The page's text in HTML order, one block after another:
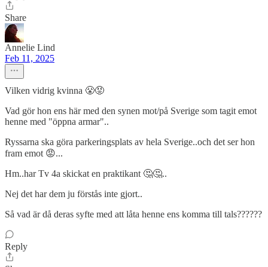
Share
Annelie Lind
Feb 11, 2025
Vilken vidrig kvinna 😤😡
Vad gör hon ens här med den synen mot/på Sverige som tagit emot
henne med "öppna armar"..
Ryssarna ska göra parkeringsplats av hela Sverige..och det ser hon
fram emot 😡...
Hm..har Tv 4a skickat en praktikant 🤔🤔..
Nej det har dem ju förstås inte gjort..
Så vad är då deras syfte med att låta henne ens komma till tals??????
Reply